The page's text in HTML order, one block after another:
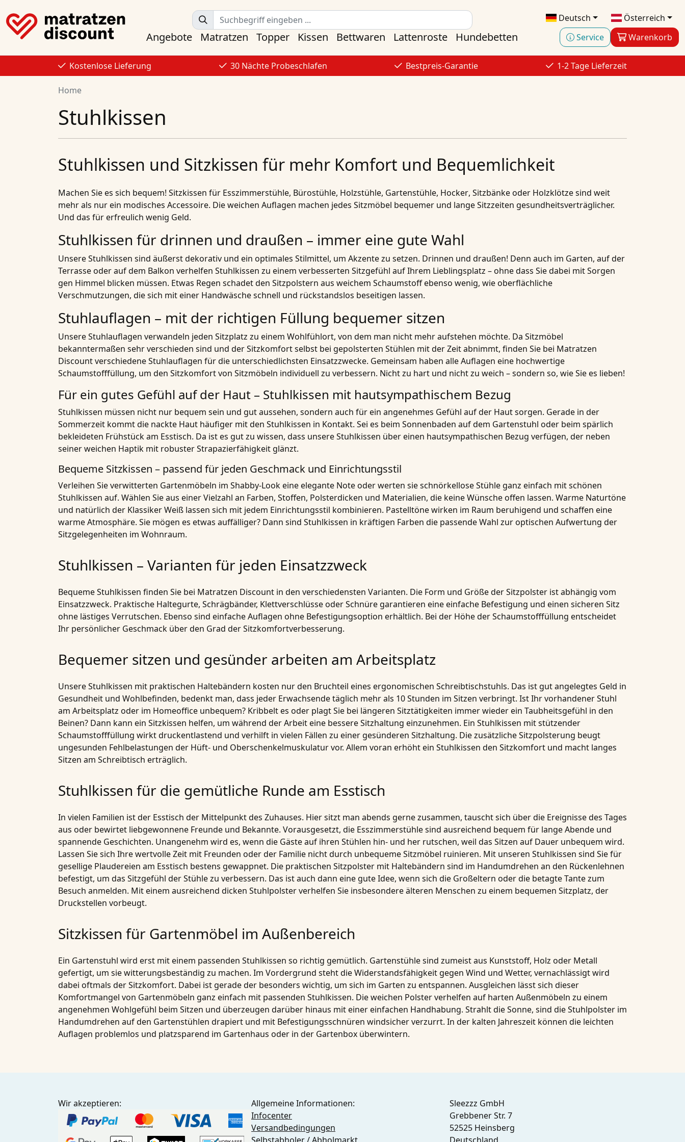
Deutsch
Österreich
Service
Warenkorb
Angebote Matratzen Topper Kissen Bettwaren Lattenroste Hundebetten
Kostenlose Lieferung 30 Nächte Probeschlafen Bestpreis-Garantie 1-2 Tage Lieferzeit
Home
Stuhlkissen
Stuhlkissen und Sitzkissen für mehr Komfort und Bequemlichkeit
Machen Sie es sich bequem! Sitzkissen für Esszimmerstühle, Bürostühle, Holzstühle, Gartenstühle, Hocker, Sitzbänkeoder Holzklötzesind weit
mehr als nur ein modisches Accessoire. Die weichen Auflagen machen jedes Sitzmöbel bequemer und lange Sitzzeiten gesundheitsverträglicher.
Und das für erfreulich wenig Geld.
Stuhlkissen für drinnen und draußen – immer eine gute Wahl
Unsere Stuhlkissen sind äußerst dekorativ und ein optimales Stilmittel, um Akzente zu setzen. Drinnen und draußen! Denn auch im Garten, auf der
Terrasse oder auf dem Balkon verhelfen Stuhlkissen zu einem verbesserten Sitzgefühl auf Ihrem Lieblingsplatz – ohne dass Sie dabei mit Sorgen
gen Himmel blicken müssen. Etwas Regen schadet den Sitzpolstern aus weichem Schaumstoff ebenso wenig, wie oberflächliche
Verschmutzungen, die sich mit einer Handwäsche schnell und rückstandslos beseitigen lassen.
Stuhlauflagen – mit der richtigen Füllung bequemer sitzen
Unsere Stuhlauflagen verwandeln jeden Sitzplatz zu einem Wohlfühlort, von dem man nicht mehr aufstehen möchte. Da Sitzmöbel
bekanntermaßen sehr verschieden sind und der Sitzkomfort selbst bei gepolsterten Stühlen mit der Zeit abnimmt, finden Sie bei Matratzen
Discount verschiedene Stuhlauflagen für die unterschiedlichsten Einsatzzwecke. Gemeinsam haben alle Auflagen eine hochwertige
Schaumstofffüllung, um den Sitzkomfort von Sitzmöbeln individuell zu verbessern. Nicht zu hart und nicht zu weich – sondern so, wie Sie es lieben!
Für ein gutes Gefühl auf der Haut – Stuhlkissen mit hautsympathischem Bezug
Stuhlkissen müssen nicht nur bequem sein und gut aussehen, sondern auch für ein angenehmes Gefühl auf der Haut sorgen. Gerade in der
Sommerzeit kommt die nackte Haut häufiger mit den Stuhlkissen in Kontakt. Sei es beim Sonnenbaden auf dem Gartenstuhl oder beim spärlich
bekleideten Frühstück am Esstisch. Da ist es gut zu wissen, dass unsere Stuhlkissen über einen hautsympathischen Bezug verfügen, der neben
seiner weichen Haptik mit robuster Strapazierfähigkeit glänzt.
Bequeme Sitzkissen – passend für jeden Geschmack und Einrichtungsstil
Verleihen Sie verwitterten Gartenmöbeln im Shabby-Look eine elegante Note oder werten sie schnörkellose Stühle ganz einfach mit schönen
Stuhlkissen auf. Wählen Sie aus einer Vielzahl an Farben, Stoffen, Polsterdicken und Materialien, die keine Wünsche offen lassen. Warme Naturtöne
und natürlich der Klassiker Weiß lassen sich mit jedem Einrichtungsstil kombinieren. Pastelltöne wirken im Raum beruhigend und schaffen eine
warme Atmosphäre. Sie mögen es etwas auffälliger? Dann sind Stuhlkissen in kräftigen Farben die passende Wahl zur optischen Aufwertung der
Sitzgelegenheiten im Wohnraum.
Stuhlkissen – Varianten für jeden Einsatzzweck
Bequeme Stuhlkissen finden Sie bei Matratzen Discount in den verschiedensten Varianten. Die Form und Größe der Sitzpolster ist abhängig vom
Einsatzzweck. Praktische Haltegurte, Schrägbänder, Klettverschlüsse oder Schnüre garantieren eine einfache Befestigung und einen sicheren Sitz
ohne lästiges Verrutschen. Ebenso sind einfache Auflagen ohne Befestigungsoption erhältlich. Bei der Höhe der Schaumstofffüllung entscheidet
Ihr persönlicher Geschmack über den Grad der Sitzkomfortverbesserung.
Bequemer sitzen und gesünder arbeiten am Arbeitsplatz
Unsere Stuhlkissen mit praktischen Haltebändern kosten nur den Bruchteil eines ergonomischen Schreibtischstuhls. Das ist gut angelegtes Geld in
Gesundheit und Wohlbefinden, bedenkt man, dass jeder Erwachsende täglich mehr als 10 Stunden im Sitzen verbringt. Ist Ihr vorhandener Stuhl
am Arbeitsplatz oder im Homeoffice unbequem? Kribbelt es oder plagt Sie bei längeren Sitztätigkeiten immer wieder ein Taubheitsgefühl in den
Beinen? Dann kann ein Sitzkissen helfen, um während der Arbeit eine bessere Sitzhaltung einzunehmen. Ein Stuhlkissen mit stützender
Schaumstofffüllung wirkt druckentlastend und verhilft in vielen Fällen zu einer gesünderen Sitzhaltung. Die zusätzliche Sitzpolsterung beugt
ungesunden Fehlbelastungen der Hüft- und Oberschenkelmuskulatur vor. Allem voran erhöht ein Stuhlkissen den Sitzkomfort und macht langes
Sitzen am Schreibtisch erträglich.
Stuhlkissen für die gemütliche Runde am Esstisch
In vielen Familien ist der Esstisch der Mittelpunkt des Zuhauses. Hier sitzt man abends gerne zusammen, tauscht sich über die Ereignisse des Tages
aus oder bewirtet liebgewonnene Freunde und Bekannte. Vorausgesetzt, die Esszimmerstühle sind ausreichend bequem für lange Abende und
spannende Geschichten. Unangenehm wird es, wenn die Gäste auf ihren Stühlen hin- und her rutschen, weil das Sitzen auf Dauer unbequem wird.
Lassen Sie sich Ihre wertvolle Zeit mit Freunden oder der Familie nicht durch unbequeme Sitzmöbel ruinieren. Mit unseren Stuhlkissen sind Sie für
gesellige Plaudereien am Esstisch bestens gewappnet. Die praktischen Sitzpolster mit Haltebändern sind im Handumdrehen an den Rückenlehnen
befestigt, um das Sitzgefühl der Stühle zu verbessern. Das ist auch dann eine gute Idee, wenn sich die Großeltern oder die betagte Tante zum
Besuch anmelden. Mit einem ausreichend dicken Stuhlpolster verhelfen Sie insbesondere älteren Menschen zu einem bequemen Sitzplatz, der
Druckstellen vorbeugt.
Sitzkissen für Gartenmöbel im Außenbereich
Ein Gartenstuhl wird erst mit einem passenden Stuhlkissen so richtig gemütlich. Gartenstühle sind zumeist aus Kunststoff, Holz oder Metall
gefertigt, um sie witterungsbeständig zu machen. Im Vordergrund steht die Widerstandsfähigkeit gegen Wind und Wetter, vernachlässigt wird
dabei oftmals der Sitzkomfort. Dabei ist gerade der besonders wichtig, um sich im Garten zu entspannen. Ausgleichen lässt sich dieser
Komfortmangel von Gartenmöbeln ganz einfach mit passenden Stuhlkissen. Die weichen Polster verhelfen auf harten Außenmöbeln zu einem
angenehmen Wohlgefühl beim Sitzen und überzeugen darüber hinaus mit einer einfachen Handhabung. Strahlt die Sonne, sind die Stuhlpolster im
Handumdrehen auf den Gartenstühlen drapiert und mit Befestigungsschnüren windsicher verzurrt. In der kalten Jahreszeit können die leichten
Auflagen problemlos und platzsparend im Gartenhaus oder in der Gartenbox überwintern.
Wir akzeptieren:
Allgemeine Informationen:
Infocenter
Versandbedingungen
Sleezzz GmbH
Grebbener Str. 7
52525 Heinsberg